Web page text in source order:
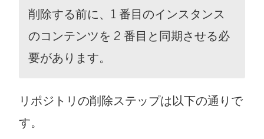
削除する前に、1 番目のインスタンス
のコンテンツを 2 番目と同期させる必
要があります。
リポジトリの削除ステップは以下の通りで
す。